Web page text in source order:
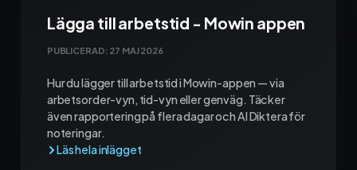
Lägga till arbetstid - Mowin appen
PUBLICERAD: 27 MAJ 2026
Hur du lägger till arbetstid i Mowin-appen — via
arbetsorder-vyn, tid-vyn eller genväg. Täcker
även rapportering på flera dagar och AI Diktera för
noteringar.